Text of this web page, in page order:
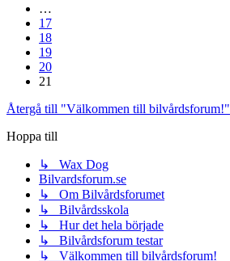
…
17
18
19
20
21
Återgå till "Välkommen till bilvårdsforum!"
Hoppa till
↳ Wax Dog
Bilvardsforum.se
↳ Om Bilvårdsforumet
↳ Bilvårdsskola
↳ Hur det hela började
↳ Bilvårdsforum testar
↳ Välkommen till bilvårdsforum!